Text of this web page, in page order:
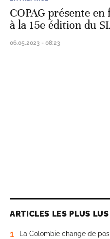
COPAG présente en
à la 15e édition du
06.05.2023 - 08:23
ARTICLES LES PLUS LUS
1 La Colombie change de